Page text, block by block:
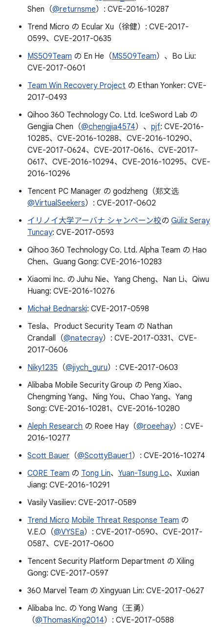
Shen（@returnsme）: CVE-2016-10287
Trend Micro の Ecular Xu（徐健）: CVE-2017-
0599、CVE-2017-0635
MS509Team の En He（MS509Team）、Bo Liu:
CVE-2017-0601
Team Win Recovery Project の Ethan Yonker: CVE-
2017-0493
Qihoo 360 Technology Co. Ltd. IceSword Lab の
Gengjia Chen（@chengjia4574）、 pjf: CVE-2016-
10285、CVE-2016-10288、CVE-2016-10290、
CVE-2017-0624、CVE-2017-0616、CVE-2017-
0617、CVE-2016-10294、CVE-2016-10295、CVE-
2016-10296
Tencent PC Manager の godzheng（郑文选
@VirtualSeekers）: CVE-2017-0602
イリノイ大学アーバナ シャンペーン校の Güliz Seray
Tuncay: CVE-2017-0593
Qihoo 360 Technology Co. Ltd. Alpha Team の Hao
Chen、Guang Gong: CVE-2016-10283
Xiaomi Inc. の Juhu Nie、Yang Cheng、Nan Li、Qiwu
Huang: CVE-2016-10276
Michał Bednarski: CVE-2017-0598
Tesla、Product Security Team の Nathan
Crandall（@natecray）: CVE-2017-0331、CVE-
2017-0606
Niky1235 （@jiych_guru）: CVE-2017-0603
Alibaba Mobile Security Group の Peng Xiao、
Chengming Yang、Ning You、Chao Yang、Yang
Song: CVE-2016-10281、CVE-2016-10280
Aleph Research の Roee Hay（@roeehay）: CVE-
2016-10277
Scott Bauer （@ScottyBauer1）: CVE-2016-10274
C0RE Team の Tong Lin、 Yuan-Tsung Lo、Xuxian
Jiang: CVE-2016-10291
Vasily Vasiliev: CVE-2017-0589
Trend Micro Mobile Threat Response Team の
V.E.O（@VYSEa）: CVE-2017-0590、CVE-2017-
0587、CVE-2017-0600
Tencent Security Platform Department の Xiling
Gong: CVE-2017-0597
360 Marvel Team の Xingyuan Lin: CVE-2017-0627
Alibaba Inc. の Yong Wang（王勇）
（@ThomasKing2014）: CVE-2017-0588